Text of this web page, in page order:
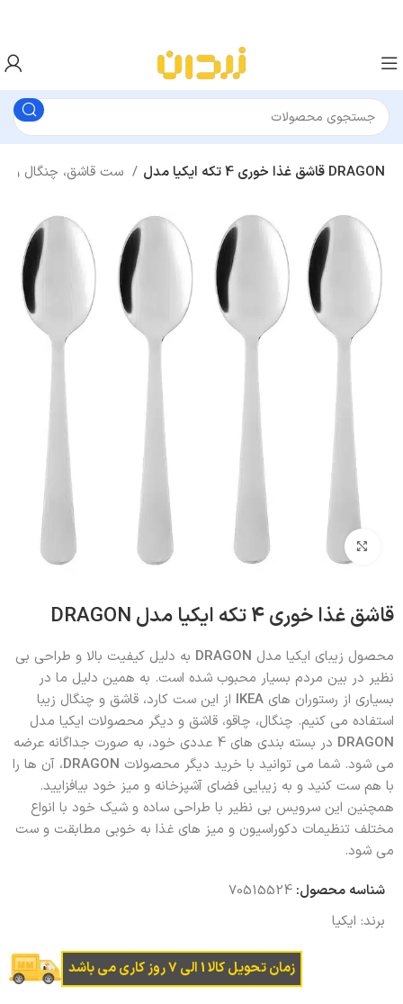
ست قاشق، چنگال و چاقو قاشق غذا خوری 4 تکه ایکیا مدل DRAGON
بزرگنمایی تصویر
قاشق غذا خوری 4 تکه ایکیا مدل DRAGON
محصول زیبای ایکیا مدل DRAGON به دلیل کیفیت بالا و طراحی بی
نظیر در بین مردم بسیار محبوب شده است. به همین دلیل ما در
بسیاری از رستوران هایIKEA از این ست کارد، قاشق و چنگال زیبا
استفاده می کنیم. چنگال، چاقو، قاشق و دیگر محصولات ایکیا مدل
DRAGON
در بسته بندی های 4 عددی خود، به صورت جداگانه عرضه
می شود. شما می توانید با خرید دیگر محصولات DRAGON، آن ها را
با هم ست کنید و به زیبایی فضای آشپزخانه و میز خود بیافزایید.
همچنین این سرویس بی نظیر با طراحی ساده و شیک خود با انواع
مختلف تنظیمات دکوراسیون و میز های غذا به خوبی مطابقت و ست
می شود.
شناسه محصول:70515524
برند: ایکیا
زمان تحویل کالا 1 الی 7 روز کاری می باشد